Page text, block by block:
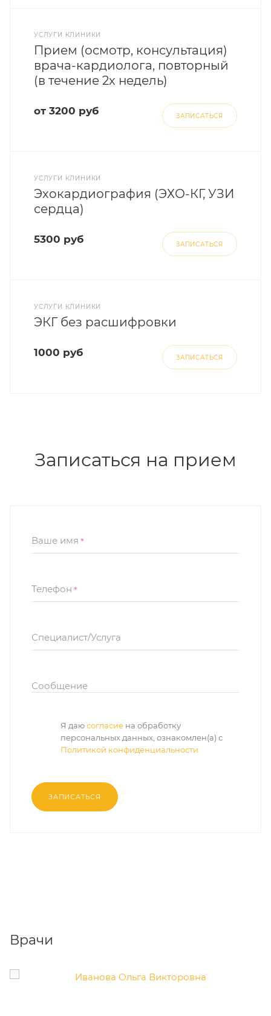
УСЛУГИ КЛИНИКИ
Прием (осмотр, консультация)
врача-кардиолога, повторный
(в течение 2х недель)
от 3200 руб ЗАПИСАТЬСЯ
УСЛУГИ КЛИНИКИ
Эхокардиография (ЭХО-КГ, УЗИ
сердца)
5300 руб ЗАПИСАТЬСЯ
УСЛУГИ КЛИНИКИ
ЭКГ без расшифровки
1000 руб ЗАПИСАТЬСЯ
Записаться на прием
Ваше имя *
Телефон *
Специалист/Услуга
Сообщение
Я даюсогласие на обработку
персональных данных, ознакомлен(а) с
Политикой конфиденциальности
ЗАПИСАТЬСЯ
Врачи